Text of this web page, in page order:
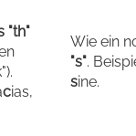
"th"
cias,
Wie ein
"s".
sine.